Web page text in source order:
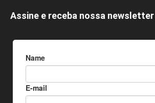
Assine e receba nossa newsletter